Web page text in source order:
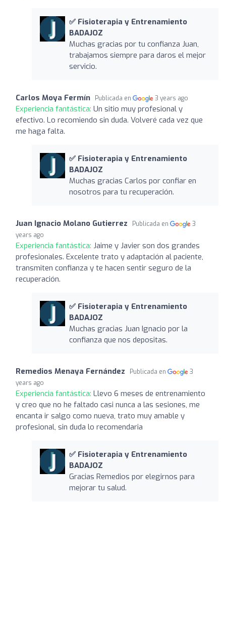
✅ Fisioterapia y Entrenamiento
BADAJOZ
Muchas gracias por tu confianza Juan,
trabajamos siempre para daros el mejor
servicio.
Carlos Moya Fermín Publicada en 3 years ago
Experiencia fantástica: Un sitio muy profesional y
efectivo. Lo recomiendo sin duda. Volveré cada vez que
me haga falta.
✅ Fisioterapia y Entrenamiento
BADAJOZ
Muchas gracias Carlos por confiar en
nosotros para tu recuperación.
Juan Ignacio Molano Gutierrez Publicada en
3
years ago
Experiencia fantástica: Jaime y Javier son dos grandes
profesionales. Excelente trato y adaptación al paciente,
transmiten confianza y te hacen sentir seguro de la
recuperación.
✅ Fisioterapia y Entrenamiento
BADAJOZ
Muchas gracias Juan Ignacio por la
confianza que nos depositas.
Remedios Menaya Fernández Publicada en
3
years ago
Experiencia fantástica: Llevo 6 meses de entrenamiento
y creo que no he faltado casi nunca a las sesiones, me
encanta ir salgo como nueva, trato muy amable y
profesional, sin duda lo recomendaria
✅ Fisioterapia y Entrenamiento
BADAJOZ
Gracias Remedios por elegirnos para
mejorar tu salud.